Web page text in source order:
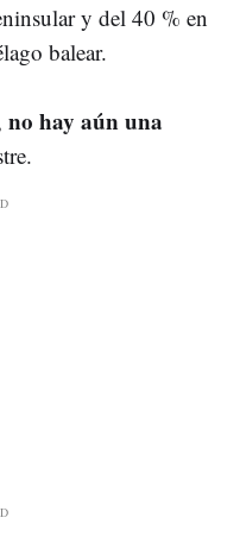
y del 40 % en
balear.
no hay aún una